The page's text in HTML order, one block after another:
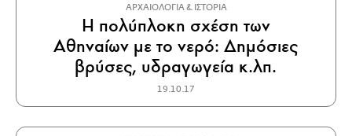
ΑΡΧΑΙΟΛΟΓΙΑ & ΙΣΤΟΡΙΑ
Η πολύπλοκη σχέση των
Αθηναίων με το νερό: Δημόσιες
βρύσες, υδραγωγεία κ.λπ.
19.10.17